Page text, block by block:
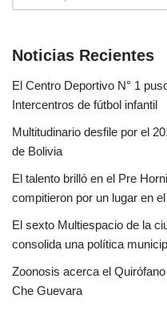
Noticias Recientes
El Centro Deportivo N° 1
Intercentros de fútbol infantil
Multitudinario desfile por el
de Bolivia
El talento brilló en el Pre
compitieron por un lugar en
El sexto Multiespacio de la
consolida una política
Zoonosis acerca el
Che Guevara